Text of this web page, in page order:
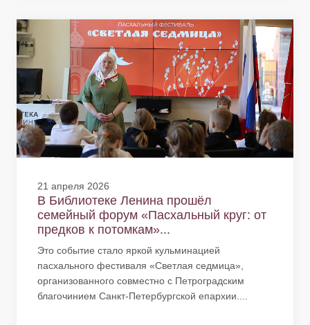
21 апреля 2026
В Библиотеке Ленина прошёл
семейный форум «Пасхальный круг: от
предков к потомкам»...
Это событие стало яркой кульминацией
пасхального фестиваля «Светлая седмица»,
организованного совместно с Петроградским
благочинием Санкт-Петербургской епархии....